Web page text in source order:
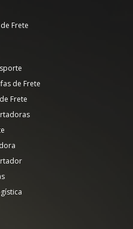
Frete
de Frete
Frete